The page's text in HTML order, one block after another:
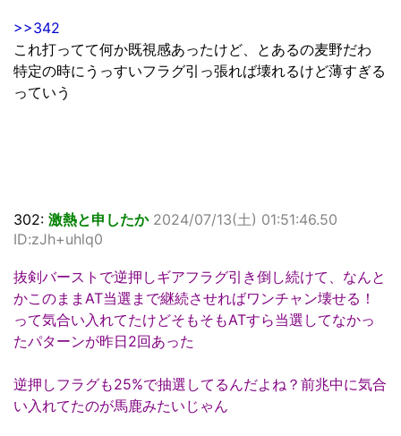
>>342
これ打ってて何か既視感あったけど、とあるの麦野だわ
特定の時にうっすいフラグ引っ張れば壊れるけど薄すぎる
っていう
302: 激熱と申したか 2024/07/13(土) 01:51:46.50
ID:zJh+uhlq0
抜剣バーストで逆押しギアフラグ引き倒し続けて、なんと
かこのままAT当選まで継続させればワンチャン壊せる！
って気合い入れてたけどそもそもATすら当選してなかっ
たパターンが昨日2回あった
逆押しフラグも25%で抽選してるんだよね？前兆中に気合
い入れてたのが馬鹿みたいじゃん